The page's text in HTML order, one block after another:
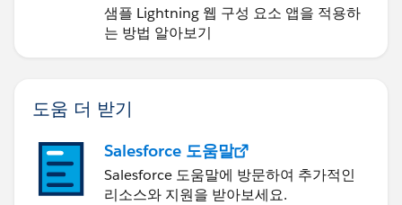
샘플 Lightning 웹 구성 요소 앱을 적용하
는 방법 알아보기
도움 더 받기
Salesforce 도움말
Salesforce 도움말에 방문하여 추가적인
리소스와 지원을 받아보세요.